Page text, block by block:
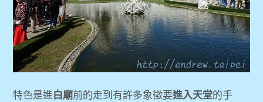
特色是進白廟前的走到有許多象徵要進入天堂的手